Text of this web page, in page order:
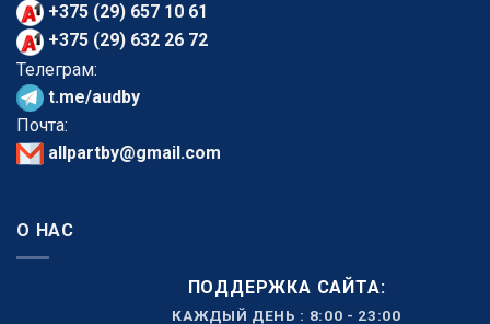
+375 (29) 657 10 61
+375 (29) 632 26 72
Телеграм:
t.me/audby
Почта:
allpartby@gmail.com
О НАС
ПОДДЕРЖКА САЙТА:
КАЖДЫЙ ДЕНЬ : 8:00 - 23:00